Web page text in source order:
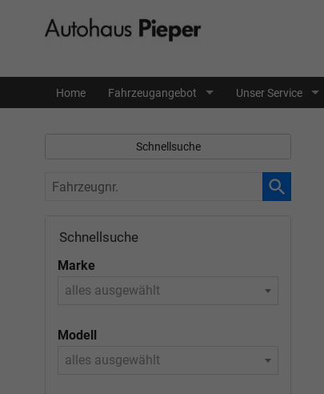
Home Fahrzeugangebot Unser Service
Schnellsuche
Fahrzeugnr.
Schnellsuche
Marke
alles ausgewählt
Modell
alles ausgewählt